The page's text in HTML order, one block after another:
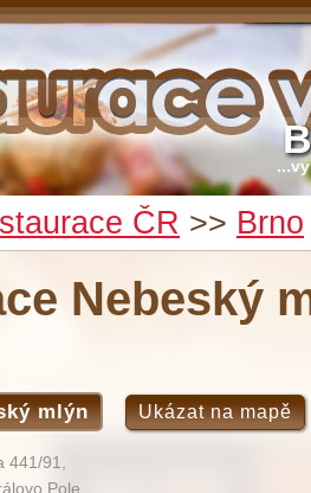
ČR >> Brno
Nebeský
mlýn Ukázat na mapě
441/91,
Pole